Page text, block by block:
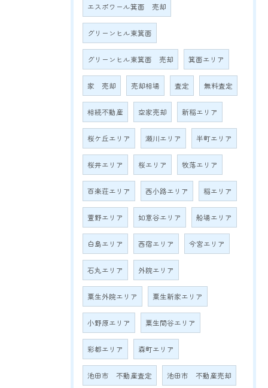
エスポワール箕面 売却
グリーンヒル東箕面
グリーンヒル東箕面 売却 箕面エリア
家 売却 売却相場 査定 無料査定
相続不動産 空家売却 新稲エリア
桜ケ丘エリア 瀬川エリア 半町エリア
桜井エリア 桜エリア 牧落エリア
百楽荘エリア 西小路エリア 稲エリア
萱野エリア 如意谷エリア 船場エリア
白島エリア 西宿エリア 今宮エリア
石丸エリア 外院エリア
粟生外院エリア 粟生新家エリア
小野原エリア 粟生間谷エリア
彩都エリア 森町エリア
池田市 不動産査定 池田市 不動産売却